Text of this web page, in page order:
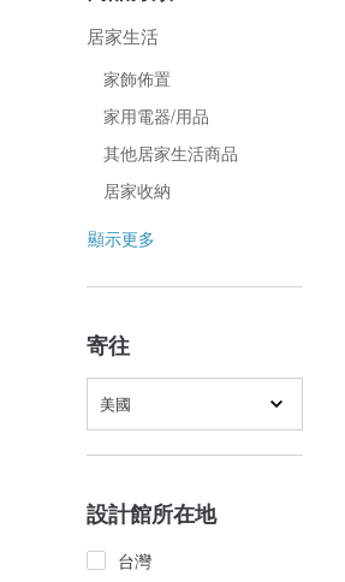
居家生活
家飾佈置
家用電器/用品
其他居家生活商品
居家收納
顯示更多
寄往
美國
設計館所在地
台灣